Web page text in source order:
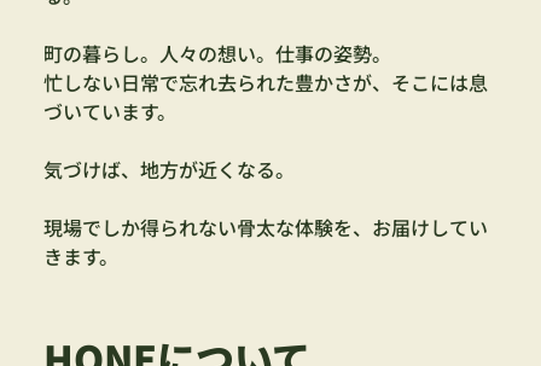
町の暮らし。人々の想い。仕事の姿勢。
忙しない日常で忘れ去られた豊かさが、そこには息
づいています。
気づけば、地方が近くなる。
現場でしか得られない骨太な体験を、お届けしてい
きます。